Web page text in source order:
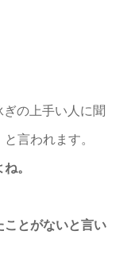
ぎの上手い人に聞
と言われます。
。
ことがないと言い